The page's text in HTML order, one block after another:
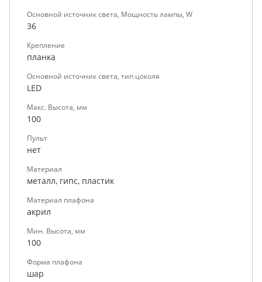
Основной источник света, Мощность лампы, W
36
Крепление
планка
Основной источник света, тип цоколя
LED
Макс. Высота, мм
100
Пульт
нет
Материал
металл, гипс, пластик
Материал плафона
акрил
Мин. Высота, мм
100
Форма плафона
шар